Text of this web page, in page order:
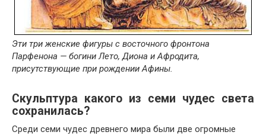
Эти три женские фигуры с восточного фронтона
Парфенона — богини Лето, Диона и Афродита,
присутствующие при рождении Афины.
Скульптура какого из семи чудес света
сохранилась?
Среди семи чудес древнего мира были две огромные